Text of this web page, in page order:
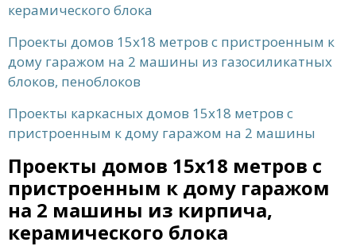
керамического блока
Проекты домов 15x18 метров с пристроенным к
дому гаражом на 2 машины из газосиликатных
блоков, пеноблоков
Проекты каркасных домов 15x18 метров с
пристроенным к дому гаражом на 2 машины
Проекты домов 15x18 метров с
пристроенным к дому гаражом
на 2 машины из кирпича,
керамического блока